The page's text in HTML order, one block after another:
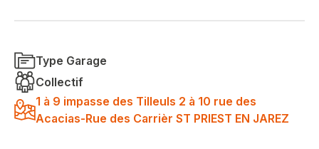
Type Garage
Collectif
1 à 9 impasse des Tilleuls 2 à 10 rue des
Acacias-Rue des Carrièr ST PRIEST EN JAREZ